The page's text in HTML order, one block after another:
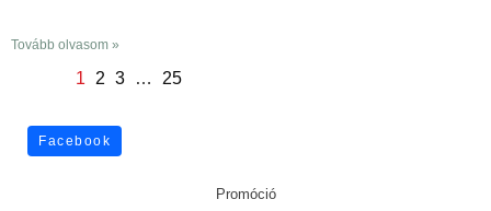
Tovább olvasom »
1 2 3 … 25
Facebook
Promóció